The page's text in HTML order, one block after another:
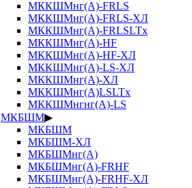
МККШМнг(А)-FRLS
МККШМнг(А)-FRLS-ХЛ
МККШМнг(А)-FRLSLTx
МККШМнг(А)-HF
МККШМнг(А)-HF-ХЛ
МККШМнг(А)-LS-ХЛ
МККШМнг(А)-ХЛ
МККШМнг(А)LSLTx
МККШМнгнг(А)-LS
МКБШМ▶
МКБШМ
МКБШМ-ХЛ
МКБШМнг(А)
МКБШМнг(А)-FRHF
МКБШМнг(А)-FRHF-ХЛ